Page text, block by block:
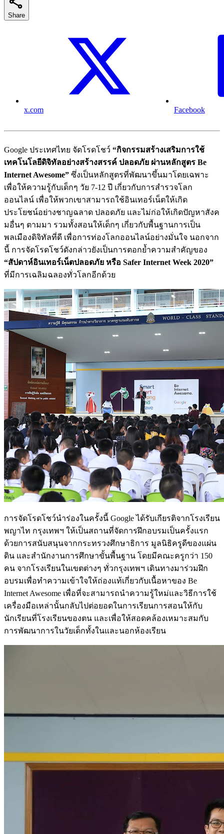
Share
x.com Facebook
Google ประเทศไทย จัดโรดโชว์ “กิจกรรมสร้างเสริมการใช้
เทคโนโลยีดิจิทัลอย่างสร้างสรรค์ ปลอดภัย ผ่านหลักสูตร Be
Internet Awesome” ซึ่งเป็นหลักสูตรที่พัฒนาขึ้นมาโดยเฉพาะ
เพื่อให้ความรู้กับเด็กๆ วัย 7-12 ปี เกี่ยวกับการสำรวจโลก
ออนไลน์ เพื่อให้พวกเขาสามารถใช้อินเทอร์เน็ตให้เกิด
ประโยชน์อย่างชาญฉลาด ปลอดภัย และไม่ก่อให้เกิดปัญหาสังค
มอื่นๆ ตามมา รวมทั้งสอนให้เด็กๆ เกี่ยวกับพื้นฐานการเป็น
พลเมืองดิจิทัลที่ดี เพื่อการท่องโลกออนไลน์อย่างมั่นใจ นอกจาก
นี้ การจัดโรดโชว์ดังกล่าวยังเป็นการตอกย้ำความสำคัญของ
“สัปดาห์อินเทอร์เน็ตปลอดภัย หรือ Safer Internet Week 2020”
ที่มีการเฉลิมฉลองทั่วโลกอีกด้วย
การจัดโรดโชว์นำร่องในครั้งนี้ Google ได้รับเกียรติจากโรงเรียน
พญาไท กรุงเทพฯ ให้เป็นสถานที่จัดการฝึกอบรมเป็นครั้งแรก
ด้วยการสนับสนุนจากกระทรวงศึกษาธิการ มูลนิธิครูดีของแผ่น
ดิน และสำนักงานการศึกษาขั้นพื้นฐาน โดยมีคณะครูกว่า 150
คน จากโรงเรียนในเขตต่างๆ ทั่วกรุงเทพฯ เดินทางมาร่วมฝึก
อบรมเพื่อทำความเข้าใจให้ถ่องแท้เกี่ยวกับเนื้อหาของ Be
Internet Awesome เพื่อที่จะสามารถนำความรู้ใหม่และวิธีการใช้
เครื่องมือเหล่านั้นกลับไปต่อยอดในการเรียนการสอนให้กับ
นักเรียนที่โรงเรียนของตน และเพื่อให้สอดคล้องเหมาะสมกับ
การพัฒนาการในวัยเด็กทั้งในและนอกห้องเรียน